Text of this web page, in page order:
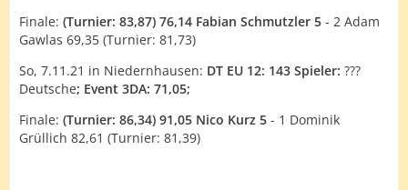
Finale: (Turnier: 83,87) 76,14 Fabian Schmutzler 5 - 2 Adam
Gawlas 69,35 (Turnier: 81,73)
So, 7.11.21 in Niedernhausen: DT EU 12: 143 Spieler: ???
Deutsche; Event 3DA: 71,05;
Finale: (Turnier: 86,34) 91,05 Nico Kurz 5 - 1 Dominik
Grüllich 82,61 (Turnier: 81,39)